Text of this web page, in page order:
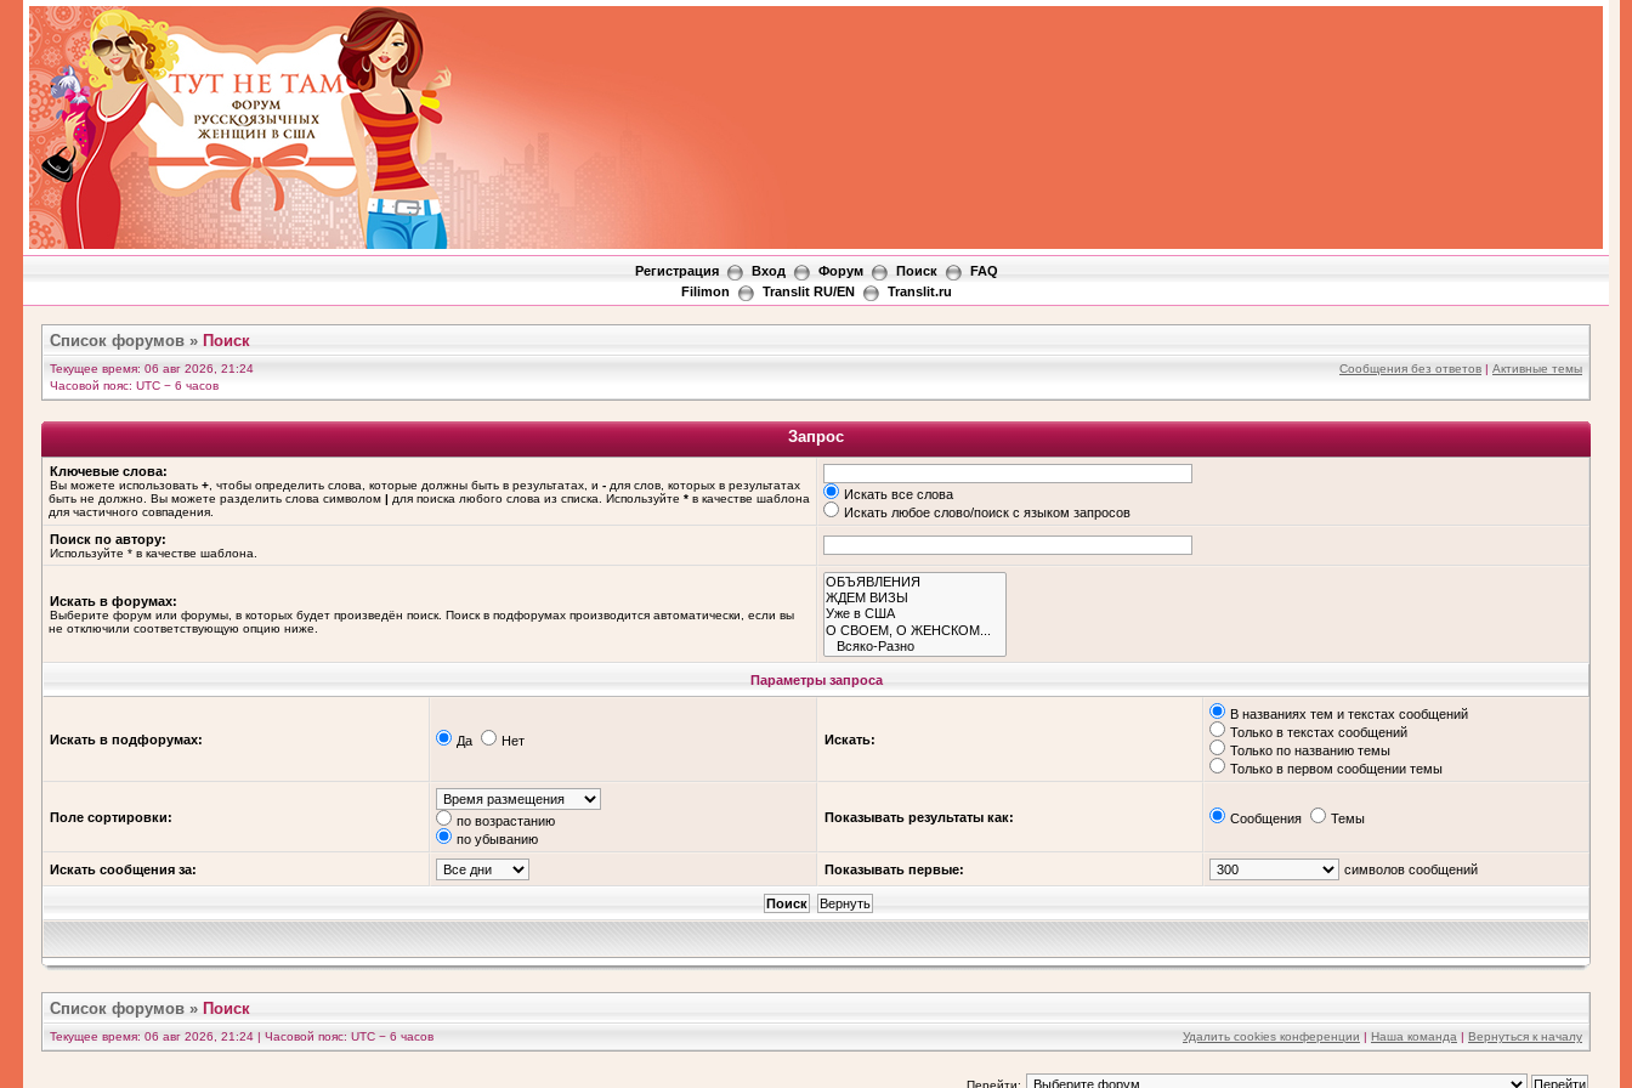
Регистрация Вход Форум Поиск
FAQ
Filimon
Translit RU/EN Translit.ru
Список форумов » Поиск
Текущее время: 06 авг 2026, 21:24
Часовой пояс: UTC − 6 часов
Сообщения без ответов | Активные темы
Запрос
Ключевые слова:
Вы можете использовать + , чтобы определить слова, которые должны быть в результатах, и - для слов, которых в результатах
быть не должно. Вы можете разделить слова символом | для поиска любого слова из списка. Используйте * в качестве шаблона
для частичного совпадения.
Искать все слова
Искать любое слово/поиск с языком запросов
Поиск по автору:
Используйте * в качестве шаблона.
Искать в форумах:
Выберите форум или форумы, в которых будет произведён поиск. Поиск в подфорумах производится автоматически, если вы
не отключили соответствующую опцию ниже.
Параметры запроса
Искать в подфорумах: Да Нет Искать:
В названиях тем и текстах сообщений
Только в текстах сообщений
Только по названию темы
Только в первом сообщении темы
Поле сортировки:
по возрастанию
по убыванию
Показывать результаты как: Сообщения Темы
Искать сообщения за: Показывать первые: символов сообщений
Список форумов » Поиск
Текущее время: 06 авг 2026, 21:24 | Часовой пояс: UTC − 6 часов Удалить cookies конференции | Наша команда | Вернуться к началу
Перейти: